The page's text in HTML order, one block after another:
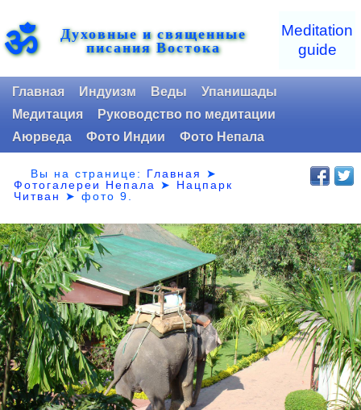
ॐ Духовные и священные
писания Востока
Meditation
guide
Главная Индуизм Веды
Упанишады
Медитация
Руководство по медитации
Аюрведа
Фото Индии Фото Непала
Вы на странице: Главная
➤
Фотогалереи Непала
➤ Нацпарк
Читван
➤фото 9.